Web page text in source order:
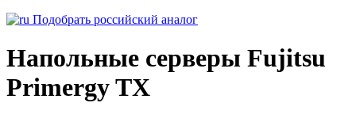
Подобрать российский аналог
Напольные серверы Fujitsu
Primergy TX